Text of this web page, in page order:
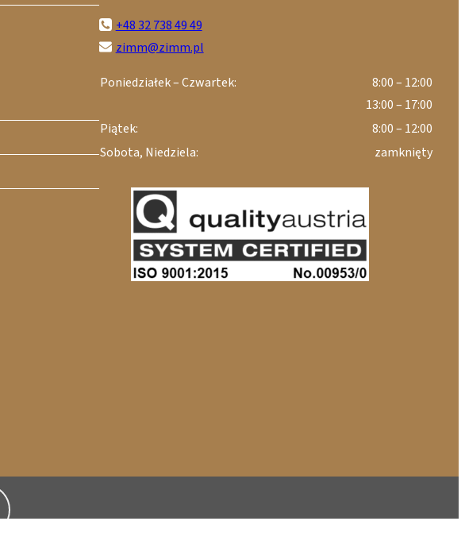
+48 32 738 49 49
zimm@zimm.pl
Poniedziałek – Czwartek:
8:00 – 12:00
13:00 – 17:00
Piątek:
8:00 – 12:00
Sobota, Niedziela:
zamknięty